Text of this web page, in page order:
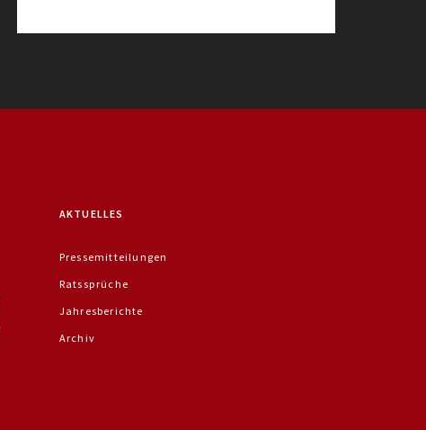
AKTUELLES
Pressemitteilungen
Ratssprüche
Jahresberichte
Archiv